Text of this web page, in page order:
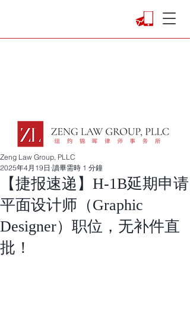
【捷报速递】H-1B延期申请
平面设计师（Graphic
Designer）职位，无补件直
批！
Zeng Law Group, PLLC
2025年4月19日 讀畢需時 1 分鐘